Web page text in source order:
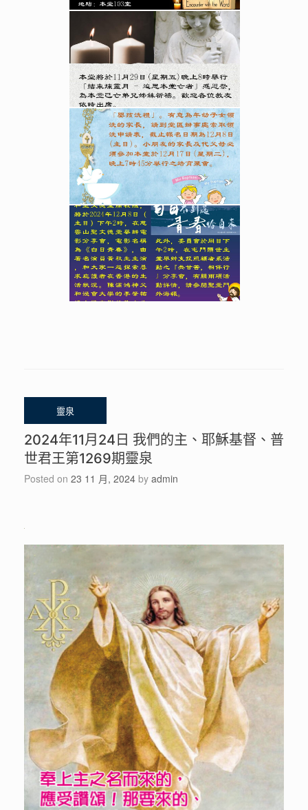
2024年11月24日 我們的主、耶穌基督、普
世君王第1269期靈泉
Posted on 23 11 月, 2024 by admin